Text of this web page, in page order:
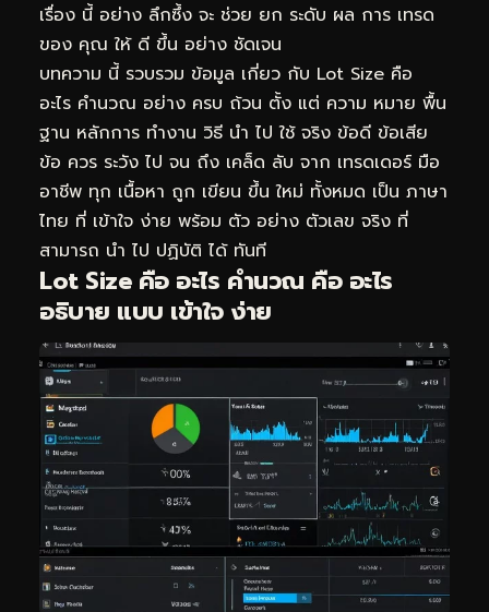
เรื่อง นี้ อย่าง ลึกซึ้ง จะ ช่วย ยก ระดับ ผล การ เทรด
ของ คุณ ให้ ดี ขึ้น อย่าง ชัดเจน
บทความ นี้ รวบรวม ข้อมูล เกี่ยว กับ Lot Size คือ
อะไร คำนวณ อย่าง ครบ ถ้วน ตั้ง แต่ ความ หมาย พื้น
ฐาน หลักการ ทำงาน วิธี นำ ไป ใช้ จริง ข้อดี ข้อเสีย
ข้อ ควร ระวัง ไป จน ถึง เคล็ด ลับ จาก เทรดเดอร์ มือ
อาชีพ ทุก เนื้อหา ถูก เขียน ขึ้น ใหม่ ทั้งหมด เป็น ภาษา
ไทย ที่ เข้าใจ ง่าย พร้อม ตัว อย่าง ตัวเลข จริง ที่
สามารถ นำ ไป ปฏิบัติ ได้ ทันที
Lot Size คือ อะไร คำนวณ คือ อะไร
อธิบาย แบบ เข้าใจ ง่าย